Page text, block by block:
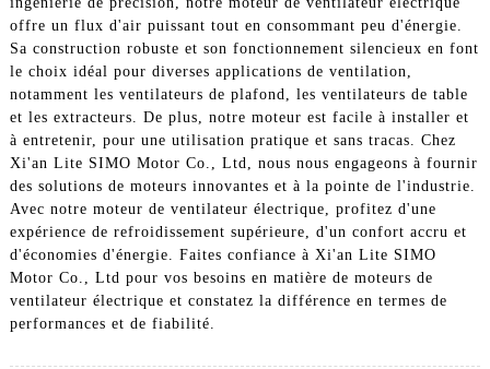
offre un flux d'air puissant tout en consommant peu d'énergie.
Sa construction robuste et son fonctionnement silencieux en font
le choix idéal pour diverses applications de ventilation,
notamment les ventilateurs de plafond, les ventilateurs de table
et les extracteurs. De plus, notre moteur est facile à installer et
à entretenir, pour une utilisation pratique et sans tracas. Chez
Xi'an Lite SIMO Motor Co., Ltd, nous nous engageons à fournir
des solutions de moteurs innovantes et à la pointe de l'industrie.
Avec notre moteur de ventilateur électrique, profitez d'une
expérience de refroidissement supérieure, d'un confort accru et
d'économies d'énergie. Faites confiance à Xi'an Lite SIMO
Motor Co., Ltd pour vos besoins en matière de moteurs de
ventilateur électrique et constatez la différence en termes de
performances et de fiabilité.